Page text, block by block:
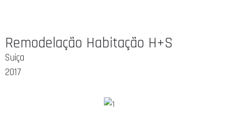
Remodelação Habitação H+S
Suiça
2017